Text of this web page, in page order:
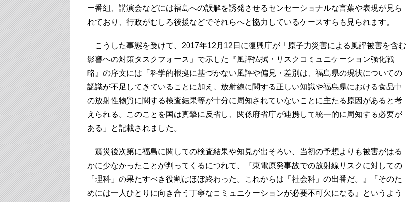
ー番組、講演会などには福島への誤解を誘発させるセンセーショナルな言葉や表現が見ら
れており、行政がむしろ後援などでそれらへと協力しているケースすらも見られます。
こうした事態を受けて、2017年12月12日に復興庁が「原子力災害による風評被害を含む
影響への対策タスクフォース」で示した『風評払拭・リスクコミュニケーション強化戦
略』の序文には「科学的根拠に基づかない風評や偏見・差別は、福島県の現状についての
認識が不足してきていることに加え、放射線に関する正しい知識や福島県における食品中
の放射性物質に関する検査結果等が十分に周知されていないことに主たる原因があると考
えられる。このことを国は真摯に反省し、関係府省庁が連携して統一的に周知する必要が
ある」と記載されました。
震災後次第に福島に関しての検査結果や知見が出そろい、当初の予想よりも被害がはる
かに少なかったことが判ってくるにつれて、『東電原発事故での放射線リスクに対しての
「理科」の果たすべき役割はほぼ終わった。これからは「社会科」の出番だ。』『そのた
めには一人ひとりに向き合う丁寧なコミュニケーションが必要不可欠になる』というよう